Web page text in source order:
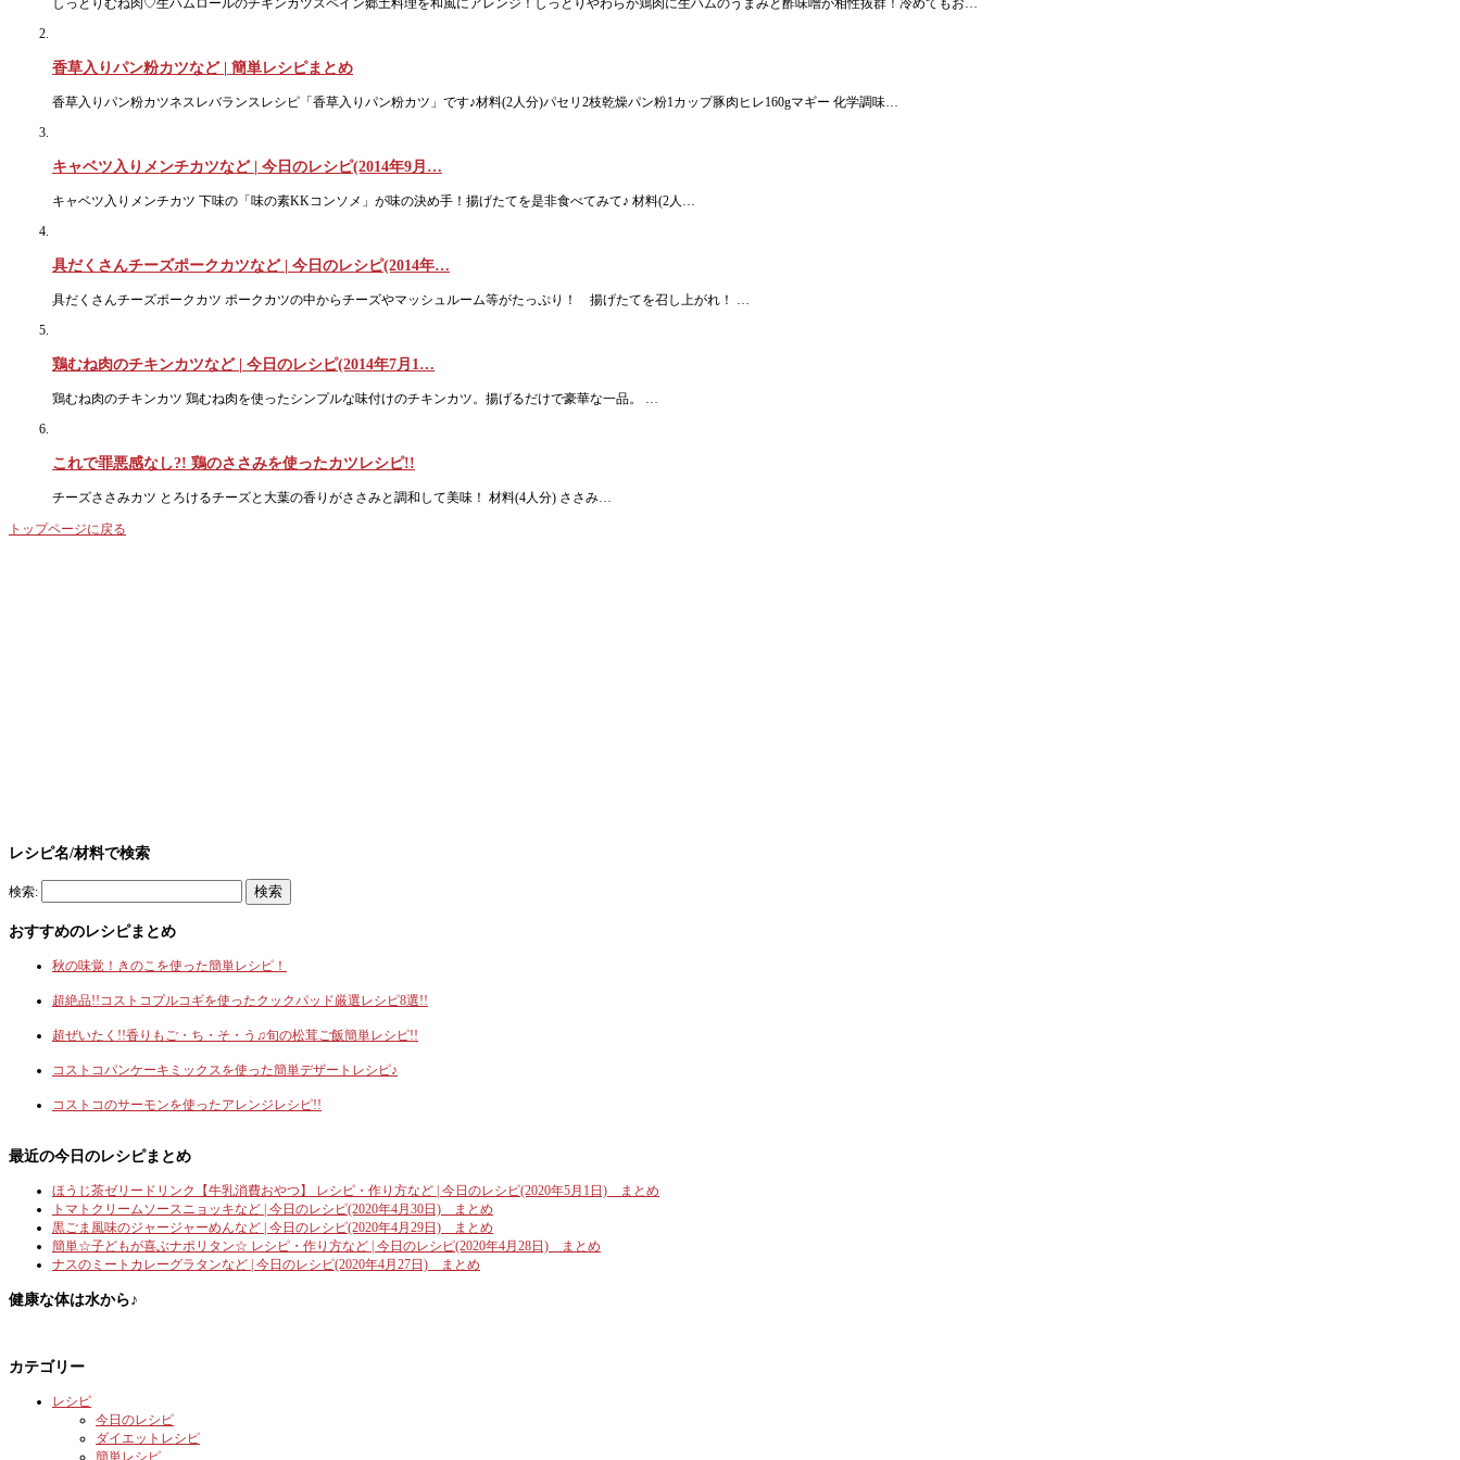
しっとりむね肉♡生ハムロールのチキンカツスペイン郷土料理を和風にアレンジ！しっとりやわらか鶏肉に生ハムのうまみと酢味噌が相性抜群！冷めてもお…
香草入りパン粉カツなど | 簡単レシピまとめ
香草入りパン粉カツネスレバランスレシピ「香草入りパン粉カツ」です♪材料(2人分)パセリ2枝乾燥パン粉1カップ豚肉ヒレ160gマギー 化学調味…
キャベツ入りメンチカツなど | 今日のレシピ(2014年9月…
キャベツ入りメンチカツ 下味の「味の素KKコンソメ」が味の決め手！揚げたてを是非食べてみて♪ 材料(2人…
具だくさんチーズポークカツなど | 今日のレシピ(2014年…
具だくさんチーズポークカツ ポークカツの中からチーズやマッシュルーム等がたっぷり！ 揚げたてを召し上がれ！ …
鶏むね肉のチキンカツなど | 今日のレシピ(2014年7月1…
鶏むね肉のチキンカツ 鶏むね肉を使ったシンプルな味付けのチキンカツ。揚げるだけで豪華な一品。 …
これで罪悪感なし?! 鶏のささみを使ったカツレシピ!!
チーズささみカツ とろけるチーズと大葉の香りがささみと調和して美味！ 材料(4人分) ささみ…
トップページに戻る
レシピ名/材料で検索
検索:
おすすめのレシピまとめ
秋の味覚！きのこを使った簡単レシピ！
超絶品!!コストコプルコギを使ったクックパッド厳選レシピ8選!!
超ぜいたく!!香りもご・ち・そ・う♫旬の松茸ご飯簡単レシピ!!
コストコパンケーキミックスを使った簡単デザートレシピ♪
コストコのサーモンを使ったアレンジレシピ!!
最近の今日のレシピまとめ
ほうじ茶ゼリードリンク【牛乳消費おやつ】 レシピ・作り方など | 今日のレシピ(2020年5月1日) まとめ
トマトクリームソースニョッキなど | 今日のレシピ(2020年4月30日) まとめ
黒ごま風味のジャージャーめんなど | 今日のレシピ(2020年4月29日) まとめ
簡単☆子どもが喜ぶナポリタン☆ レシピ・作り方など | 今日のレシピ(2020年4月28日) まとめ
ナスのミートカレーグラタンなど | 今日のレシピ(2020年4月27日) まとめ
健康な体は水から♪
カテゴリー
レシピ
今日のレシピ
ダイエットレシピ
簡単レシピ